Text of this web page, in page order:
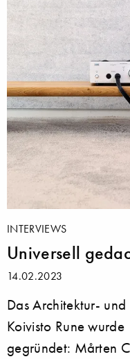
INTERVIEWS
Universell
14.02.2023
Das Architektur-
Koivisto Rune
gegründet: Mårten